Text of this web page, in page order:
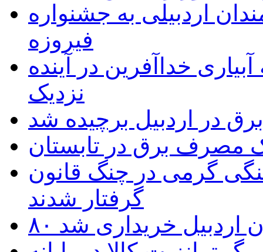
به۵۰ اثر هنرمندان اردبیلی به جشنواره
فیروزه
خداآفرین در آینده
نزدیک
مصرف برق در تابستان
گرمی در چنگ قانون
گرفتار شدند
اردبیل خریداری شد